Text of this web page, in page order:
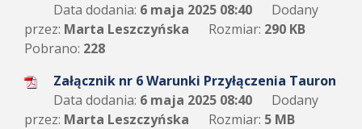
Data dodania: 6 maja 2025 08:40
Dodany
przez: Marta Leszczyńska Rozmiar: 290 KB
Pobrano: 228
Załącznik nr 6 Warunki Przyłączenia Tauron
Data dodania: 6 maja 2025 08:40
Dodany
przez: Marta Leszczyńska Rozmiar: 5 MB